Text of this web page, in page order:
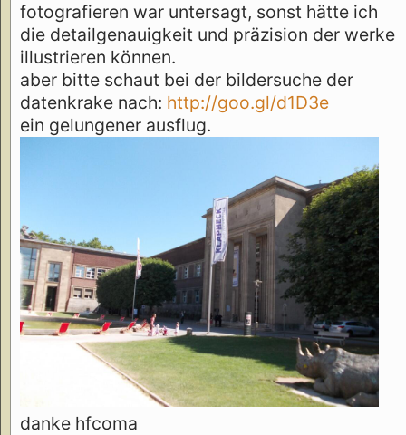
fotografieren war untersagt, sonst hätte ich
die detailgenauigkeit und präzision der werke
illustrieren können.
aber bitte schaut bei der bildersuche der
datenkrake nach: http://goo.gl/d1D3e
ein gelungener ausflug.
danke hfcoma